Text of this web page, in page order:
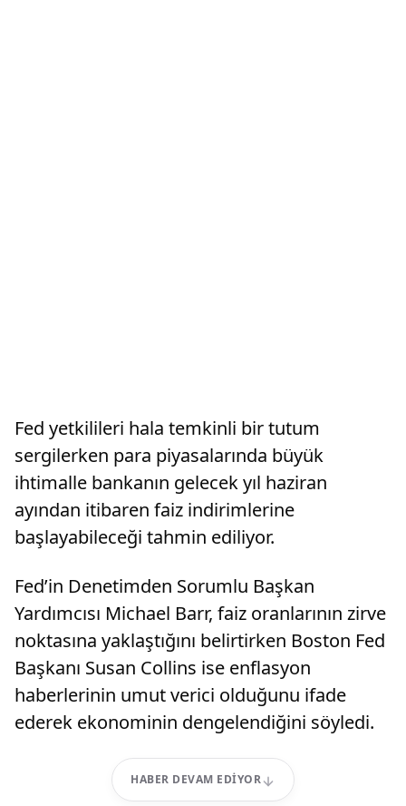
Fed yetkilileri hala temkinli bir tutum
sergilerken para piyasalarında büyük
ihtimalle bankanın gelecek yıl haziran
ayından itibaren faiz indirimlerine
başlayabileceği tahmin ediliyor.
Fed’in Denetimden Sorumlu Başkan
Yardımcısı Michael Barr, faiz oranlarının zirve
noktasına yaklaştığını belirtirken Boston Fed
Başkanı Susan Collins ise enflasyon
haberlerinin umut verici olduğunu ifade
ederek ekonominin dengelendiğini söyledi.
HABER DEVAM EDIYOR